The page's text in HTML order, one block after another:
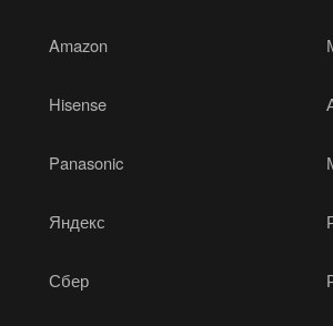
Amazon
Hisense
Panasonic
Яндекс
Сбер